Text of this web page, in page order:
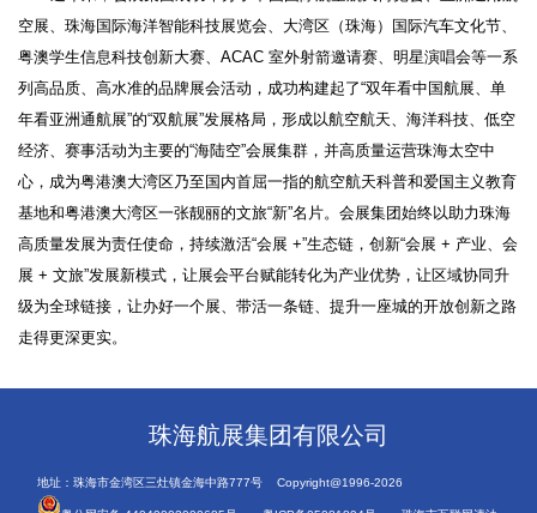
空展、珠海国际海洋智能科技展览会、大湾区（珠海）国际汽车文化节、
粤澳学生信息科技创新大赛、ACAC 室外射箭邀请赛、明星演唱会等一系
列高品质、高水准的品牌展会活动，成功构建起了“双年看中国航展、单
年看亚洲通航展”的“双航展”发展格局，形成以航空航天、海洋科技、低空
经济、赛事活动为主要的“海陆空”会展集群，并高质量运营珠海太空中
心，成为粤港澳大湾区乃至国内首屈一指的航空航天科普和爱国主义教育
基地和粤港澳大湾区一张靓丽的文旅“新”名片。会展集团始终以助力珠海
高质量发展为责任使命，持续激活“会展 +”生态链，创新“会展 + 产业、会
展 + 文旅”发展新模式，让展会平台赋能转化为产业优势，让区域协同升
级为全球链接，让办好一个展、带活一条链、提升一座城的开放创新之路
走得更深更实。
珠海航展集团有限公司
地址：珠海市金湾区三灶镇金海中路777号 Copyright@1996-2026